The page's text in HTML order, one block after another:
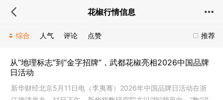
花椒行情信息
推荐
综合 人气 评论 点赞
从“地理标志”到“金字招牌”，武都花椒亮相2026中国品牌
日活动
新华财经北京5月11日电（李夷骞）2026年中国品牌日活动在浙